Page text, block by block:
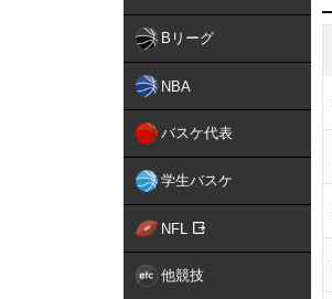
Bリーグ
NBA
バスケ代表
学生バスケ
NFL
他競技